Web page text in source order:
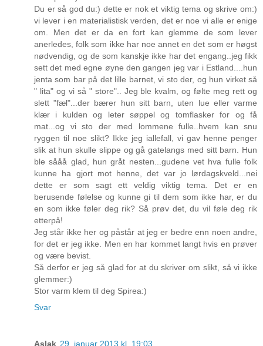
Du er så god du:) dette er nok et viktig tema og skrive om:)
vi lever i en materialistisk verden, det er noe vi alle er enige
om. Men det er da en fort kan glemme de som lever
anerledes, folk som ikke har noe annet en det som er høgst
nødvendig, og de som kanskje ikke har det engang..jeg fikk
sett det med egne øyne den gangen jeg var i Estland....hun
jenta som bar på det lille barnet, vi sto der, og hun virket så
" lita" og vi så " store".. Jeg ble kvalm, og følte meg rett og
slett "fæl"...der bærer hun sitt barn, uten lue eller varme
klær i kulden og leter søppel og tomflasker for og få
mat...og vi sto der med lommene fulle..hvem kan snu
ryggen til noe slikt? Ikke jeg iallefall, vi gav henne penger
slik at hun skulle slippe og gå gatelangs med sitt barn. Hun
ble sååå glad, hun gråt nesten...gudene vet hva fulle folk
kunne ha gjort mot henne, det var jo lørdagskveld...nei
dette er som sagt ett veldig viktig tema. Det er en
berusende følelse og kunne gi til dem som ikke har, er du
en som ikke føler deg rik? Så prøv det, du vil føle deg rik
etterpå!
Jeg står ikke her og påstår at jeg er bedre enn noen andre,
for det er jeg ikke. Men en har kommet langt hvis en prøver
og være bevist.
Så derfor er jeg så glad for at du skriver om slikt, så vi ikke
glemmer:)
Stor varm klem til deg Spirea:)
Svar
Aslak 29. januar 2013 kl. 19:03